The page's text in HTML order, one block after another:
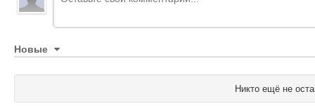
Новые
Никто ещё не